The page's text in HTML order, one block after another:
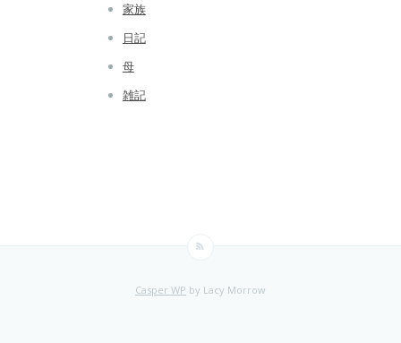
家族
日記
母
雑記
Casper WP by Lacy Morrow